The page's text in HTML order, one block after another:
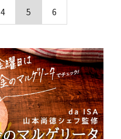
4 5 6